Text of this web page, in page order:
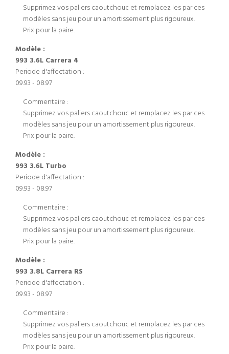
Supprimez vos paliers caoutchouc et remplacez les par ces
modèles sans jeu pour un amortissement plus rigoureux.
Prix pour la paire.
Modèle :
993 3.6L Carrera 4
Periode d'affectation :
09.93 - 08.97
Commentaire :
Supprimez vos paliers caoutchouc et remplacez les par ces
modèles sans jeu pour un amortissement plus rigoureux.
Prix pour la paire.
Modèle :
993 3.6L Turbo
Periode d'affectation :
09.93 - 08.97
Commentaire :
Supprimez vos paliers caoutchouc et remplacez les par ces
modèles sans jeu pour un amortissement plus rigoureux.
Prix pour la paire.
Modèle :
993 3.8L Carrera RS
Periode d'affectation :
09.93 - 08.97
Commentaire :
Supprimez vos paliers caoutchouc et remplacez les par ces
modèles sans jeu pour un amortissement plus rigoureux.
Prix pour la paire.